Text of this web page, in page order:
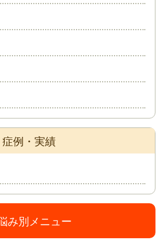
症例・実績
み別メニュー